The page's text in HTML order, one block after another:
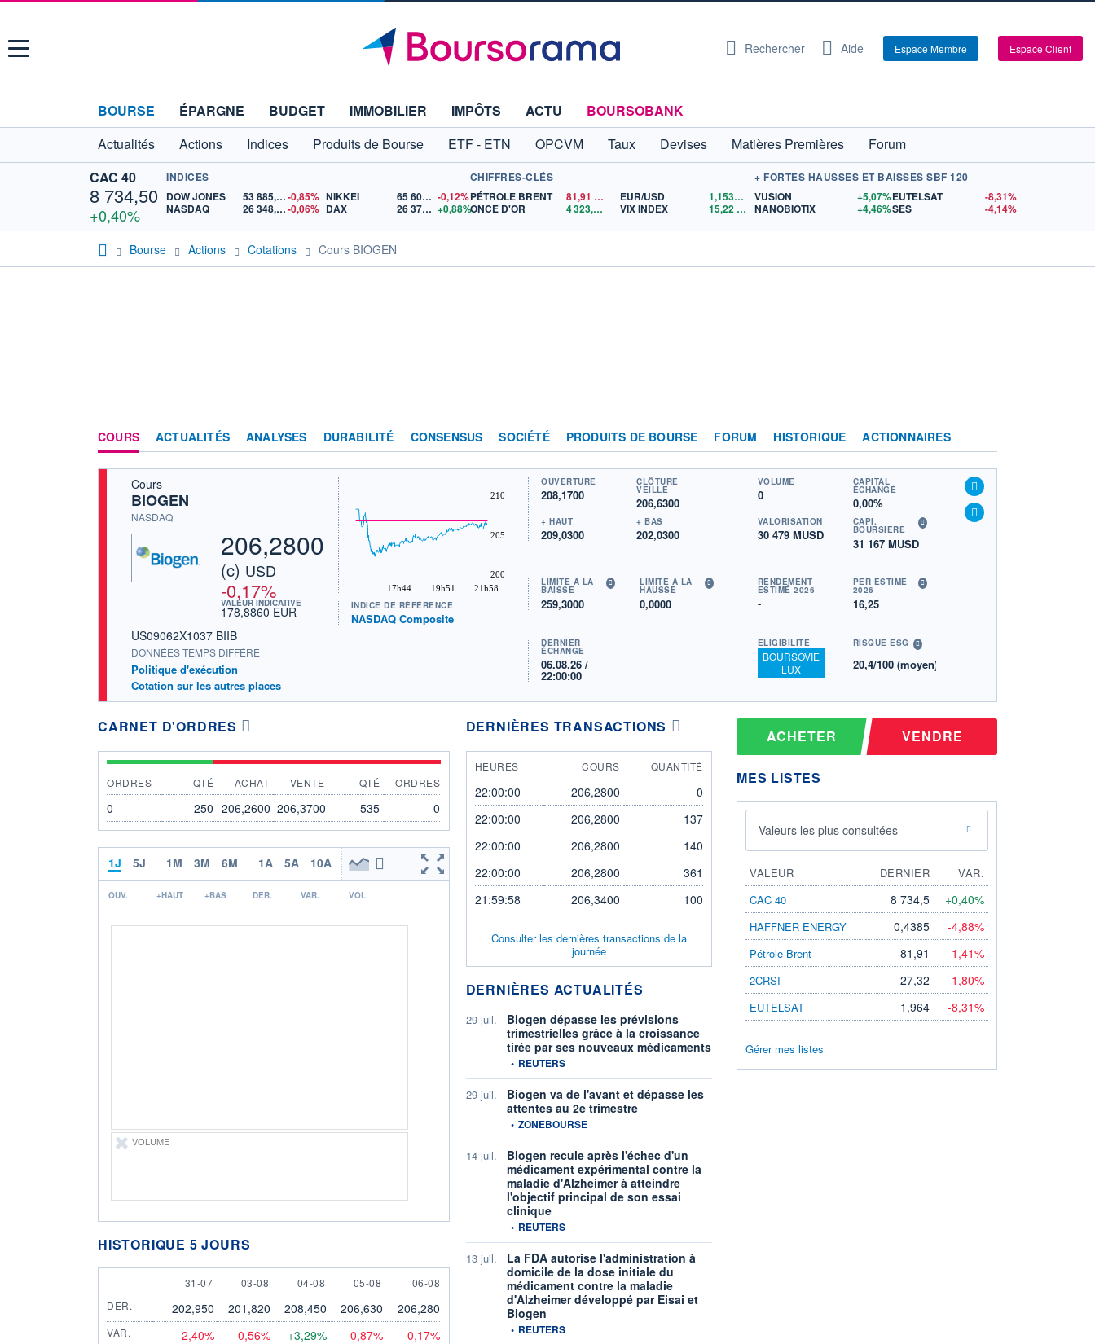
Menu Rechercher Aide Espace Membre Espace Client
BOURSE ÉPARGNE BUDGET IMMOBILIER IMPÔTS ACTU
BOURSOBANK
Actualités
Actions Indices Produits de Bourse ETF - ETN OPCVM Taux Devises Matières Premières
Forum
CAC 40
8 734,50
+0,40%
INDICES
DOW JONES
53 885,10-0,85%
NASDAQ
26 348,35-0,06%
NIKKEI 65 606,71 -0,12%
DAX
26 370,02 +0,88%
CHIFFRES-CLÉS
PÉTROLE BRENT
81,91
ONCE D'OR
4 323,81 $US
EUR/USD 1,1534$US
VIX INDEX
15,22$US
+ FORTES HAUSSES ET BAISSES SBF 120
VUSION
+5,07%
NANOBIOTIX
+4,46%
EUTELSAT
-8,31%
SES
-4,14%
Bourse Actions Cotations Cours BIOGEN
COURS ACTUALITÉS ANALYSES DURABILITÉ CONSENSUS SOCIÉTÉ PRODUITS DE BOURSE FORUM HISTORIQUE ACTIONNAIRES
Cours
BIOGEN
NASDAQ
206,2800
(c) USD
-0,17%
VALEUR INDICATIVE
178,8860 EUR
US09062X1037 BIIB
DONNÉES TEMPS DIFFÉRÉ
Politique d'exécution
Cotation sur les autres places
17h44 19h51 21h58
200
205
210
INDICE DE RÉFÉRENCE
NASDAQ Composite
OUVERTURE
208,1700
CLÔTURE
VEILLE
206,6300
+ HAUT
209,0300
+ BAS
202,0300
VOLUME
0
CAPITAL
ÉCHANGÉ
0,00%
VALORISATION
30 479 MUSD
CAPI.
BOURSIÈRE
31 167 MUSD
LIMITE À LA
BAISSE
259,3000
LIMITE À LA
HAUSSE
0,0000
RENDEMENT
ESTIMÉ 2026
-
PER ESTIMÉ
2026
16,25
DERNIER
ÉCHANGE
06.08.26 /
22:00:00
ÉLIGIBILITÉ
BOURSOVIE
LUX
RISQUE ESG
20,4/100 (moyen)
CARNET D'ORDRES
ORDRES QTÉ ACHAT VENTE QTÉ ORDRES
0 250 206,2600 206,3700 535 0
1J 5J 1M 3M 6M 1A 5A 10A
OUV. +HAUT +BAS DER. VAR. VOL.
VOLUME
HISTORIQUE 5 JOURS
31 JULY
31-07 3 AUGUST
03-08 4 AUGUST
04-08 5 AUGUST
05-08 6 AUGUST
06-08
DER.
202,950 201,820 208,450 206,630 206,280
VAR. -2,40% -0,56% +3,29% -0,87% -0,17%
DERNIÈRES TRANSACTIONS
HEURES COURS QUANTITÉ
22:00:00 206,2800
0
22:00:00
206,2800
137
22:00:00
206,2800
140
22:00:00
206,2800
361
21:59:58
206,3400 100
Consulter les dernières transactions de la
journée
DERNIÈRES ACTUALITÉS
29 juil.
Biogen dépasse les prévisions
trimestrielles grâce à la croissance
tirée par ses nouveaux médicaments
information fournie par
• REUTERS
29 juil.
Biogen va de l'avant et dépasse les
attentes au 2e trimestre
information fournie par
• ZONEBOURSE
14 juil.
Biogen recule après l'échec d'un
médicament expérimental contre la
maladie d'Alzheimer à atteindre
l'objectif principal de son essai
clinique
information fournie par
• REUTERS
13 juil.
La FDA autorise l'administration à
domicile de la dose initiale du
médicament contre la maladie
d'Alzheimer développé par Eisai et
Biogen
information fournie par
• REUTERS
ACHETER VENDRE
MES LISTES
Valeurs les plus consultées
VALEUR DERNIER
VAR.
CAC 40
8 734,5 +0,40%
HAFFNER ENERGY 0,4385 -4,88%
Pétrole Brent 81,91 -1,41%
2CRSI 27,32 -1,80%
EUTELSAT 1,964 -8,31%
Gérer mes listes